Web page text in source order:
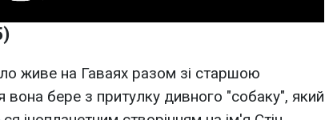
живе на Гаваях разом зі старшою
бере з притулку дивного "собаку", який